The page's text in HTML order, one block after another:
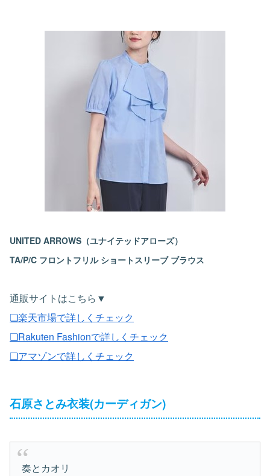
UNITED ARROWS（ユナイテッドアローズ）
TA/P/C フロントフリル ショートスリーブ ブラウス
通販サイトはこちら▼
❏楽天市場で詳しくチェック
❏Rakuten Fashionで詳しくチェック
❏アマゾンで詳しくチェック
石原さとみ衣装(カーディガン)
奏とカオリ